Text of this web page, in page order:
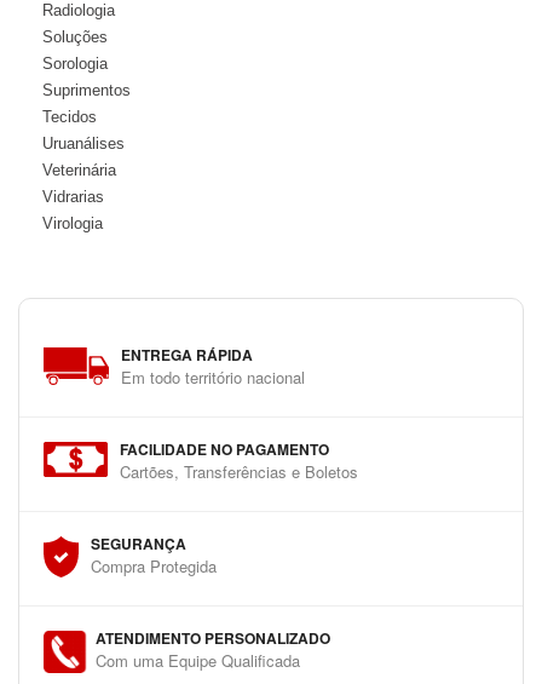
Radiologia
Soluções
Sorologia
Suprimentos
Tecidos
Uruanálises
Veterinária
Vidrarias
Virologia
ENTREGA RÁPIDA
Em todo território nacional
FACILIDADE NO PAGAMENTO
Cartões, Transferências e Boletos
SEGURANÇA
Compra Protegida
ATENDIMENTO PERSONALIZADO
Com uma Equipe Qualificada